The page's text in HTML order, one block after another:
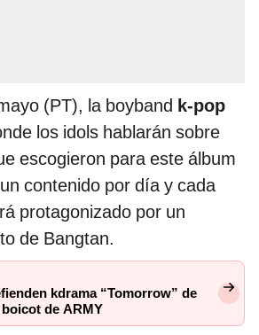
(PT), la boyband k-pop
los idols hablarán sobre
escogieron para este álbum
contenido por día y cada
protagonizado por un
de Bangtan.
kdrama “Tomorrow” de
de ARMY